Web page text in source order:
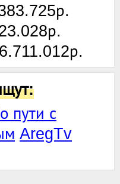
пути с
AregTv